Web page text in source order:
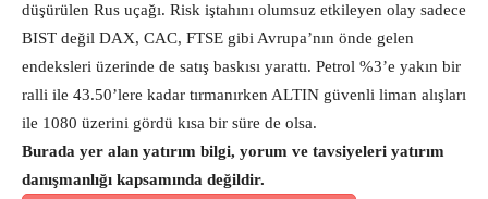
düşürülen Rus uçağı. Risk iştahını olumsuz etkileyen olay sadece
BIST değil DAX, CAC, FTSE gibi Avrupa’nın önde gelen
endeksleri üzerinde de satış baskısı yarattı. Petrol %3’e yakın bir
ralli ile 43.50’lere kadar tırmanırken ALTIN güvenli liman alışları
ile 1080 üzerini gördü kısa bir süre de olsa.
Burada yer alan yatırım bilgi, yorum ve tavsiyeleri yatırım
danışmanlığı kapsamında değildir.